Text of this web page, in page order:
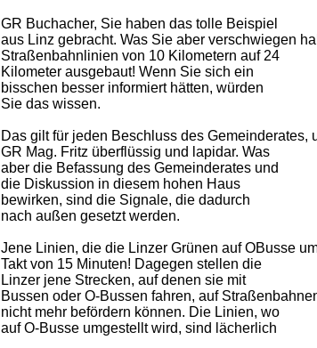
GR Buchacher, Sie haben das tolle Beispiel
aus Linz gebracht. Was Sie aber verschwiegen
Straßenbahnlinien von 10 Kilometern auf 24
Kilometer ausgebaut! Wenn Sie sich ein
bisschen besser informiert hätten, würden
Sie das wissen.
Das gilt für jeden Beschluss des Gemeinderates,
GR Mag. Fritz überflüssig und lapidar. Was
aber die Befassung des Gemeinderates und
die Diskussion in diesem hohen Haus
bewirken, sind die Signale, die dadurch
nach außen gesetzt werden.
Jene Linien, die die Linzer Grünen auf OBusse
Takt von 15 Minuten! Dagegen stellen die
Linzer jene Strecken, auf denen sie mit
Bussen oder O-Bussen fahren, auf
nicht mehr befördern können. Die Linien, wo
auf O-Busse umgestellt wird, sind lächerlich